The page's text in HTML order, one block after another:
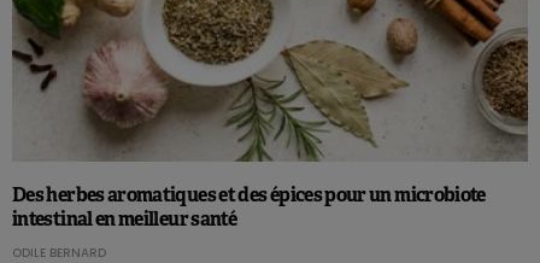
Des herbes aromatiques et des épices pour un microbiote
intestinal en meilleur santé
ODILE BERNARD